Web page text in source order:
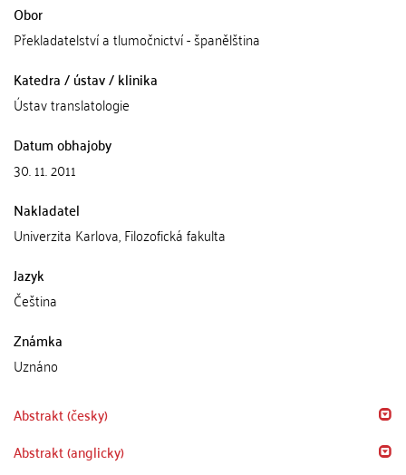
Obor
Překladatelství a tlumočnictví - španělština
Katedra / ústav / klinika
Ústav translatologie
Datum obhajoby
30. 11. 2011
Nakladatel
Univerzita Karlova, Filozofická fakulta
Jazyk
Čeština
Známka
Uznáno
Abstrakt (česky)
Abstrakt (anglicky)